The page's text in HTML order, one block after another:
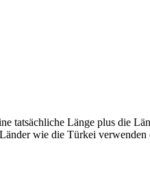
tatsächliche Länge plus die
wie die Türkei verwenden